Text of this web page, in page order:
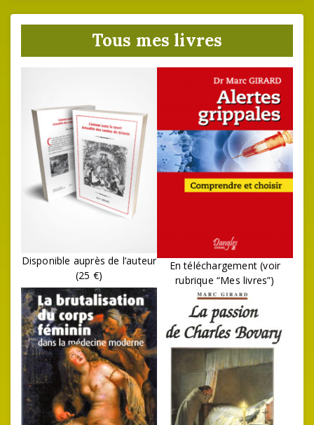
Tous mes livres
Disponible auprès de l’auteur
(25 €)
En téléchargement (voir
rubrique “Mes livres”)